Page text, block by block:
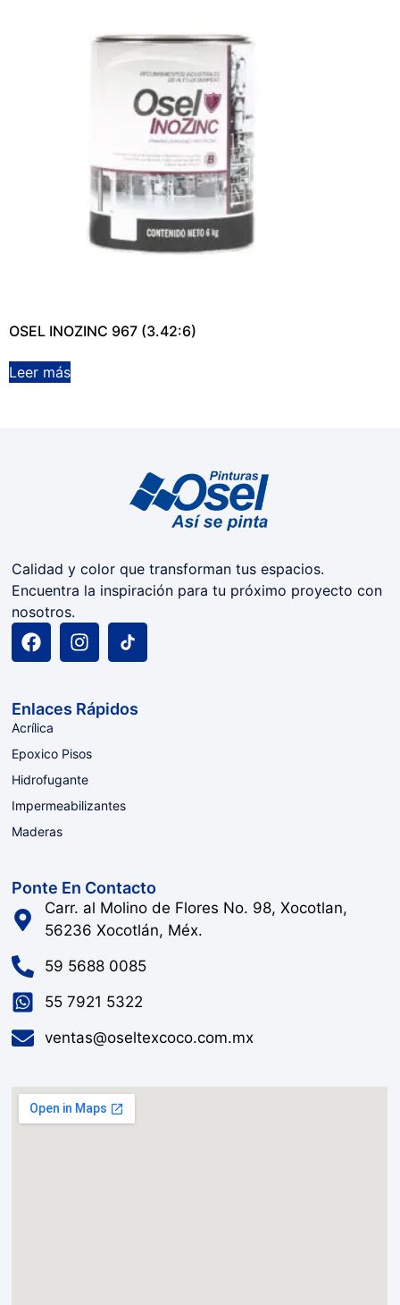
OSEL INOZINC 967 (3.42:6)
Leer más
Calidad y color que transforman tus espacios.
Encuentra la inspiración para tu próximo proyecto con
nosotros.
Enlaces Rápidos
Acrílica
Epoxico Pisos
Hidrofugante
Impermeabilizantes
Maderas
Ponte En Contacto
Carr. al Molino de Flores No. 98, Xocotlan,
56236 Xocotlán, Méx.
59 5688 0085
55 7921 5322
ventas@oseltexcoco.com.mx